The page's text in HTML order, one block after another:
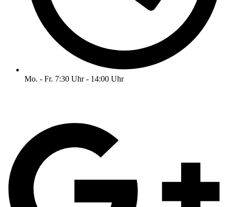
Mo. - Fr. 7:30 Uhr - 14:00 Uhr